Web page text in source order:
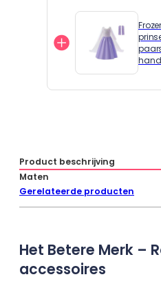
productpagina
variaties.
optie
kan
worden
op
Dit
meerdere
gekozen
worden
op
de
Product beschrijving
Maten
Gerelateerde producten
Het Betere Merk –
accessoires